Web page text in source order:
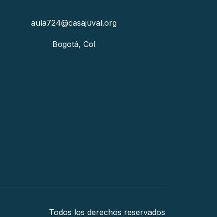
aula724@casajuval.org
Bogotá, Col
Todos los derechos reservados